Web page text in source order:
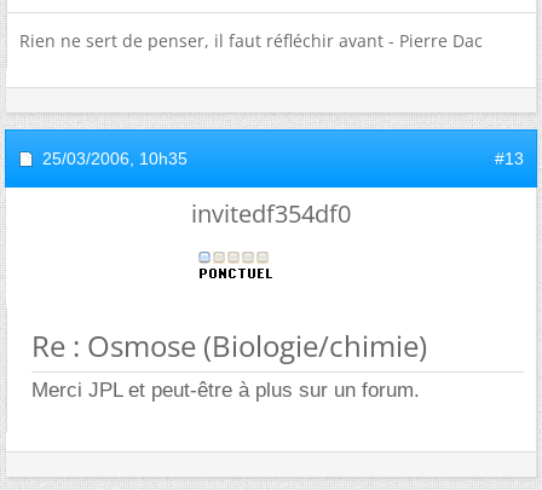
Rien ne sert de penser, il faut réfléchir avant - Pierre Dac
25/03/2006, 10h35 #13
invitedf354df0
Re : Osmose (Biologie/chimie)
Merci JPL et peut-être à plus sur un forum.